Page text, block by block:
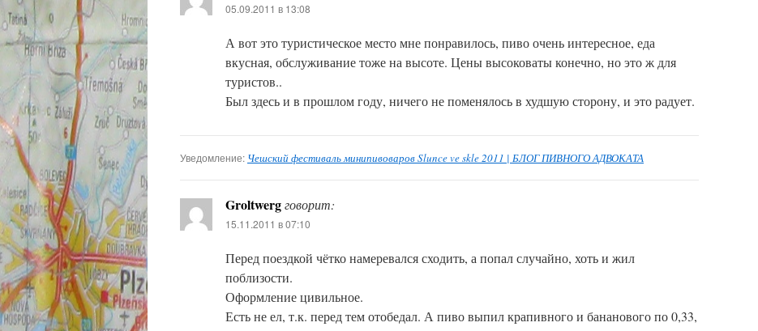
05.09.2011 в 13:08
А вот это туристическое место мне понравилось, пиво очень интересное, еда
вкусная, обслуживание тоже на высоте. Цены высоковаты конечно, но это ж для
туристов..
Был здесь и в прошлом году, ничего не поменялось в худшую сторону, и это радует.
Уведомление: Чешский фестиваль минипивоваров Slunce ve skle 2011 | БЛОГ ПИВНОГО АДВОКАТА
Groltwergговорит:
15.11.2011 в 07:10
Перед поездкой чётко намеревался сходить, а попал случайно, хоть и жил
поблизости.
Оформление цивильное.
Есть не ел, т.к. перед тем отобедал. А пиво выпил крапивного и бананового по 0,33,